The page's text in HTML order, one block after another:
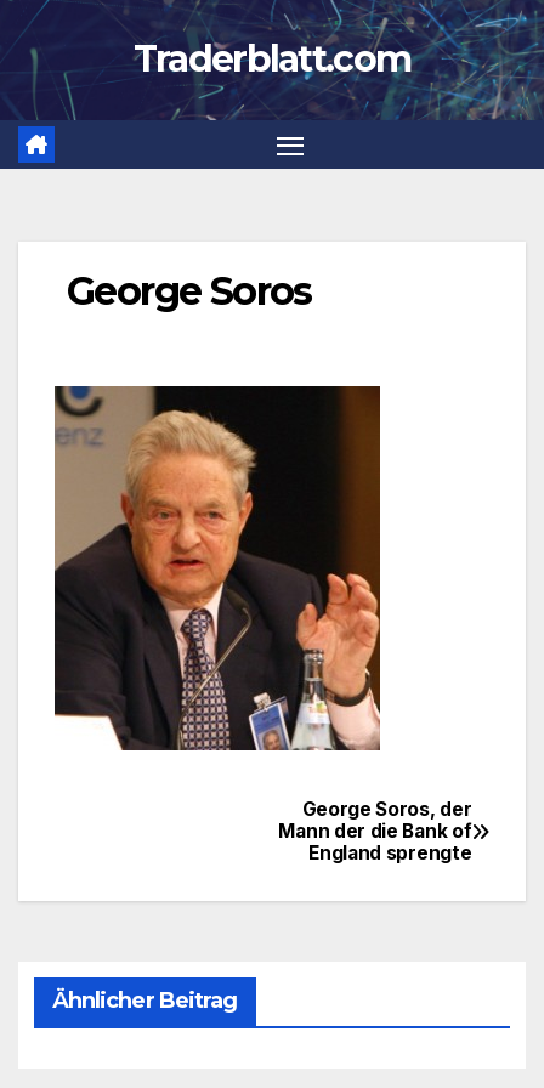
Zum
Inhalt
springen
Traderblatt.com
George Soros
Beitragsnavigation
George Soros, der
Mann der die Bank of
England sprengte
Ähnlicher Beitrag